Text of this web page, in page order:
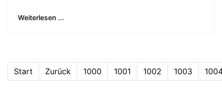
Weiterlesen ...
Start Zurück 1000 1001 1002 1003